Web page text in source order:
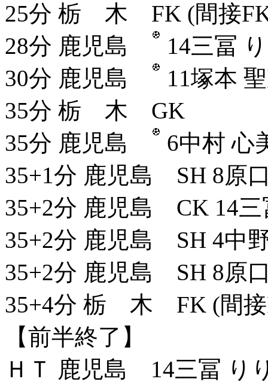
25分 栃 木 FK (間接
28分 鹿児島
14三冨
30分 鹿児島
11塚本
35分 栃 木 GK
35分 鹿児島
6中村 心
35+1分 鹿児島 SH 8原
35+2分 鹿児島 CK 14三
35+2分 鹿児島 SH 4中
35+2分 鹿児島 SH 8原
35+4分 栃 木 FK (間
【前半終了】
ＨＴ 鹿児島 14三冨 り